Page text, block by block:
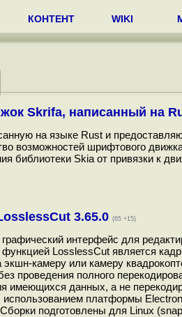
КОНТЕНТ WIKI
Skrifa, написанный на
на языке Rust и
возможностей шрифтового
библиотеки Skia от привязки к
3.65.0 (65 +15)
интерфейс для
LosslessCut является
камеру или камеру
проведения полного
имеющихся данных, а не
платформы
подготовлены для Linux